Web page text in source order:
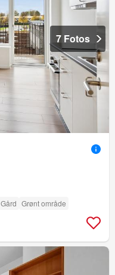
7 Fotos
Gård Grønt område